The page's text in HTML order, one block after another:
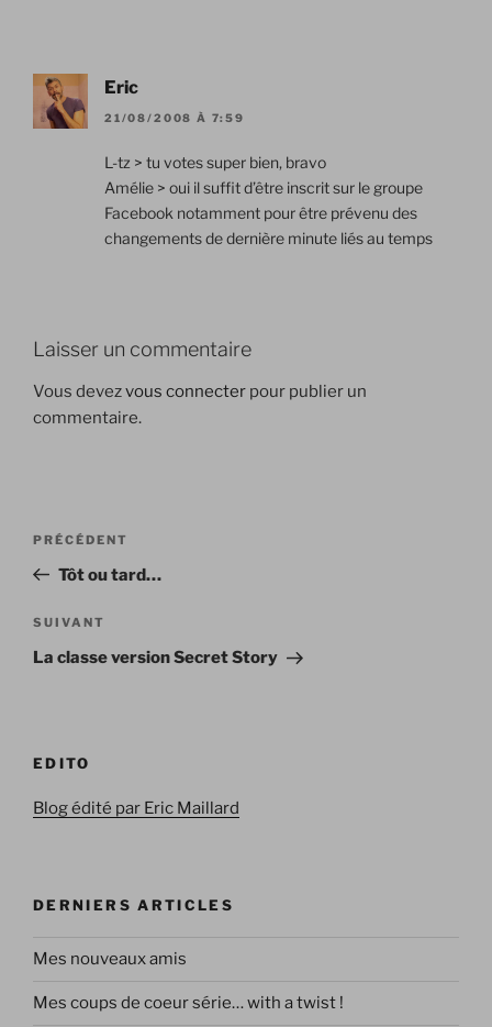
Eric
21/08/2008 À 7:59
L-tz > tu votes super bien, bravo
Amélie > oui il suffit d’être inscrit sur le groupe
Facebook notamment pour être prévenu des
changements de dernière minute liés au temps
Laisser un commentaire
Vous devezvous connecter pour publier un
commentaire.
Navigation
l’article
Article
précédent
PRÉCÉDENT
Tôt ou tard…
Article
suivant
SUIVANT
La classe version Secret Story
EDITO
Blog édité par Eric Maillard
DERNIERS ARTICLES
Mes nouveaux amis
Mes coups de coeur série… with a twist !